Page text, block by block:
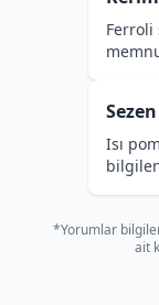
Ferroli
Isı
*Yorumlar
ait